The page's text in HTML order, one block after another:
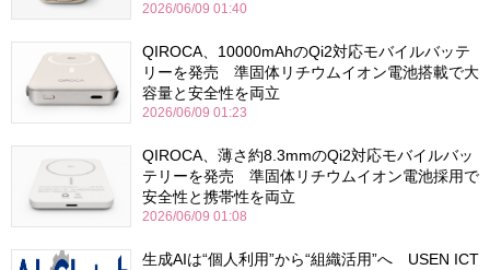
2026/06/09 01:40
QIROCA、10000mAhのQi2対応モバイルバッテ
リーを発売 準固体リチウムイオン電池搭載で大
容量と安全性を両立
2026/06/09 01:23
QIROCA、薄さ約8.3mmのQi2対応モバイルバッ
テリーを発売 準固体リチウムイオン電池採用で
安全性と携帯性を両立
2026/06/09 01:08
生成AIは“個人利用”から“組織活用”へ USEN ICT